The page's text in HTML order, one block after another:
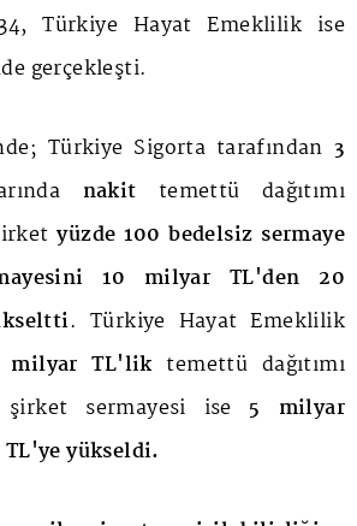
Türkiye Hayat Emeklilik ise
gerçekleşti.
Türkiye Sigorta tarafından 3
nakit temettü dağıtımı
yüzde 100 bedelsiz sermaye
10 milyar TL'den 20
. Türkiye Hayat Emeklilik
milyar TL'liktemettü dağıtımı
şirket sermayesi ise 5 milyar
yükseldi.